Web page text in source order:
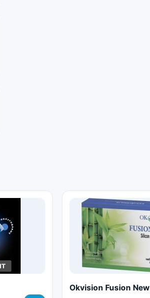
Okvision Fusion New